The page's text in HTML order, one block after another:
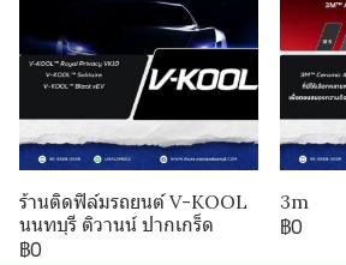
ร้านติดฟิล์มรถยนต์ V-KOOL
นนทบุรี ติวานน์ ปากเกร็ด
฿0
3m
฿0